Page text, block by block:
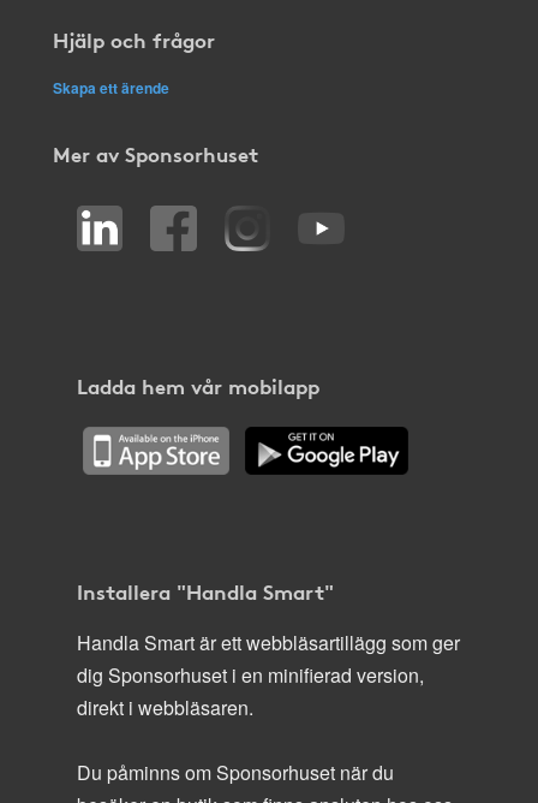
Hjälp och frågor
Skapa ett ärende
Mer av Sponsorhuset
Ladda hem vår mobilapp
Installera "Handla Smart"
Handla Smart är ett webbläsartillägg som ger
dig Sponsorhuset i en minifierad version,
direkt i webbläsaren.
Du påminns om Sponsorhuset när du